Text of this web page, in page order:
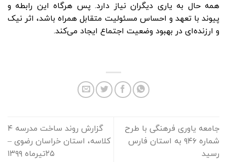
همه حال به یاری دیگران نیاز دارد. پس هرگاه این رابطه و
پیوند با تعهد و احساس مسئولیت متقابل همراه باشد، اثر نیک
و ارزنده‌ای در بهبود وضعیت اجتماع ایجاد می‌کند.
جامعه یاوری فرهنگی با طرح
شماره ۹۴۶ به استان فارس
رسید
گزارش روند ساخت مدرسه ٤
كلاسه، استان خراسان رضوی –
۲۵تیرماه ۱۳۹۹